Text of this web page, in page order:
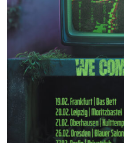
Spotify